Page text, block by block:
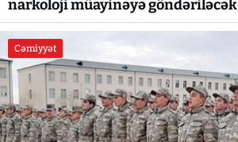
narkoloji müayinəyə göndəriləcək
Cəmiyyət